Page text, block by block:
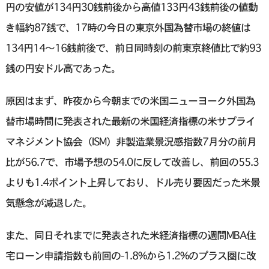
円の安値が134円30銭前後から高値133円43銭前後の値動
き幅約87銭で、17時の今日の東京外国為替市場の終値は
134円14〜16銭前後で、前日同時刻の前東京終値比で約93
銭の円安ドル高であった。
原因はまず、昨夜から今朝までの米国ニューヨーク外国為
替市場時間に発表された最新の米国経済指標の米サプライ
マネジメント協会（ISM）非製造業景況感指数7月分の前月
比が56.7で、市場予想の54.0に反して改善し、前回の55.3
よりも1.4ポイント上昇しており、ドル売り要因だった米景
気懸念が減退した。
また、同日それまでに発表された米経済指標の週間MBA住
宅ローン申請指数も前回の-1.8%から1.2%のプラス圏に改